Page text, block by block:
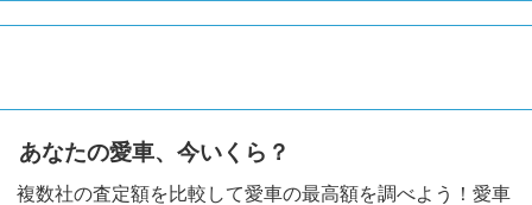
あなたの愛車、今いくら？
複数社の査定額を比較して愛車の最高額を調べよう！愛車